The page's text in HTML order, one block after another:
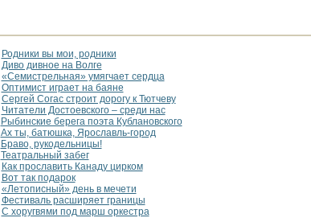
Родники вы мои, родники
Диво дивное на Волге
«Семистрельная» умягчает сердца
Оптимист играет на баяне
Сергей Согас строит дорогу к Тютчеву
Читатели Достоевского – среди нас
Рыбинские берега поэта Кублановского
Ах ты, батюшка, Ярославль-город
Браво, рукодельницы!
Театральный забег
Как прославить Канаду цирком
Вот так подарок
«Летописный» день в мечети
Фестиваль расширяет границы
С хоругвями под марш оркестра